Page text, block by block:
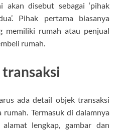
disebut sebagai ‘pihak
Pihak pertama biasanya
memiliki rumah atau penjual
rumah.
ada detail objek transaksi
Termasuk di dalamnya
lengkap, gambar dan